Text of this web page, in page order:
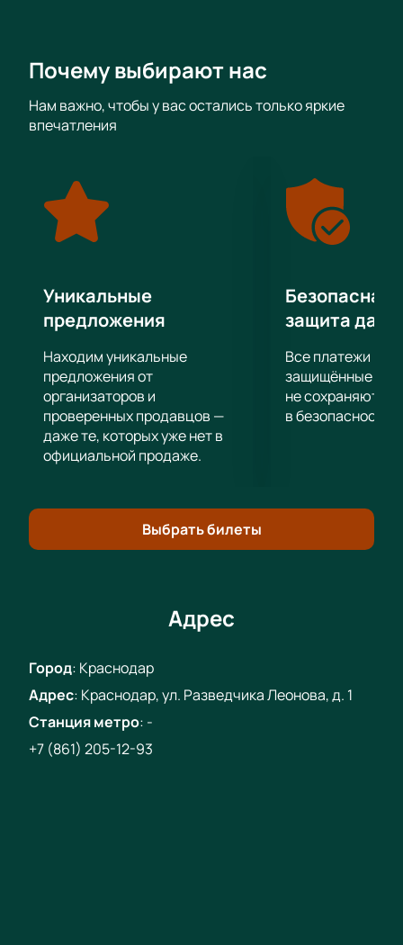
таких случаях команде больше всего нужна
один известный профессиональный футбольный
клуб, за успехами которого пристально следят
раз проявлял себя перспективным и сильным
игроком.
В рамках регулярного чемпионата РПЛ сражаются
сильнейшие клубы страны, и эта игра
впечатления от профессионального футбола.
Все что нужно – это купить билеты на матч РПЛ
Краснодар - Урал и присоединиться к тем
счастливчикам, кто будет следить за ходом игры
вживую. Заказать официальные билеты на матчи
РПЛ на нашем сайте можно всего за пару минут.
Почему выбирают нас
Нам важно, чтобы у вас остались только яркие
впечатления
Уникальные
предложения
Находим уникальные
предложения от
организаторов и
проверенных продавцов —
даже те, которых уже нет в
официальной продаже.
Безопасная
защита
Все платежи
защищённые
не сохраняются
в безопасности.
Выбрать билеты
Адрес
Город: Краснодар
Адрес: Краснодар, ул. Разведчика Леонова, д. 1
Станция метро: -
+7 (861) 205-12-93